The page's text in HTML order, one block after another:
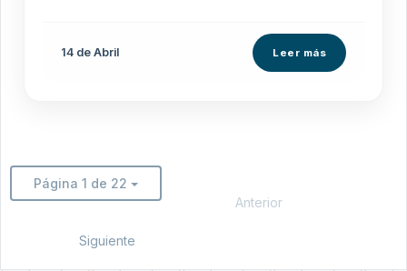
14 de Abril Leer más
Página 1 de 22
Anterior
Siguiente